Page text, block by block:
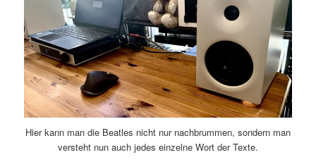
Hier kann man die Beatles nicht nur nachbrummen, sondern man
versteht nun auch jedes einzelne Wort der Texte.